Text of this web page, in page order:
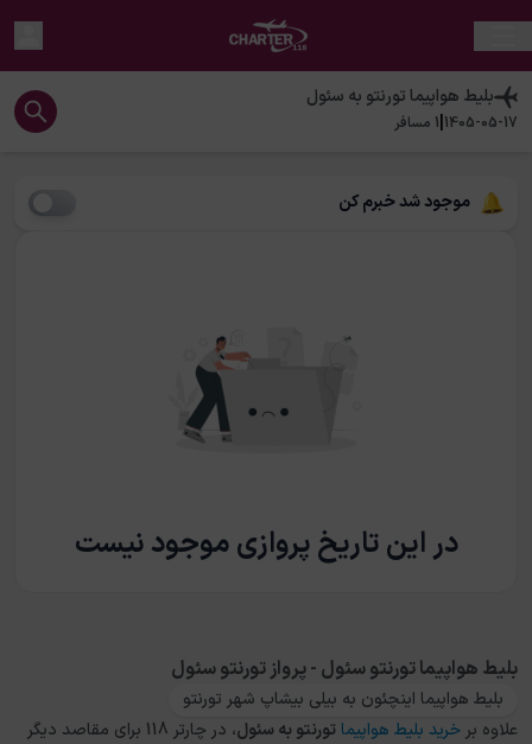
بلیط هواپیماتورنتو به سئول
1405-05-17
|
1 مسافر
موجود شد خبرم کن
در این تاریخ پروازی موجود نیست
بلیط هواپیما تورنتو سئول - پرواز تورنتو سئول
بلیط هواپیما اینچئون به بیلی بیشاپ شهر تورنتو
علاوه بر خرید بلیط هواپیما تورنتوبهسئول
، در چارتر 118 برای مقاصد دیگر